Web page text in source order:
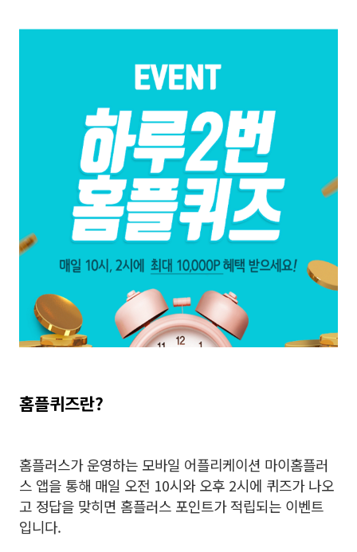
홈플퀴즈란?
홈플러스가 운영하는 모바일 어플리케이션 마이홈플러
스 앱을 통해 매일 오전 10시와 오후 2시에 퀴즈가 나오
고 정답을 맞히면 홈플러스 포인트가 적립되는 이벤트
입니다.